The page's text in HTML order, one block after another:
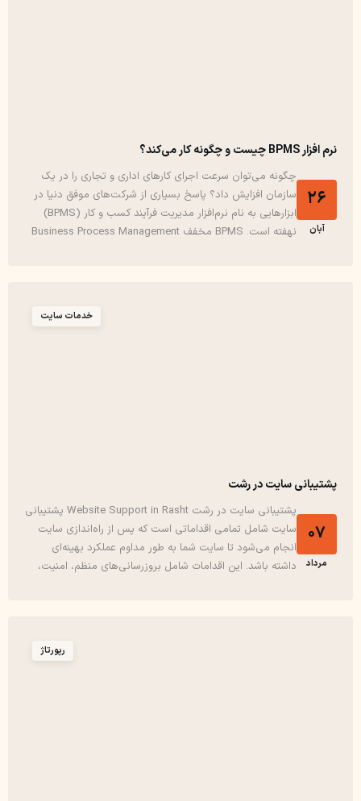
نرم افزار BPMS چیست و چگونه کار می‌کند؟
26
آبان
چگونه می‌توان سرعت اجرای کارهای اداری و تجاری را در یک
سازمان افزایش داد؟ پاسخ بسیاری از شرکت‌های موفق دنیا در
ابزارهایی به نام نرم‌افزار مدیریت فرآیند کسب و کار (BPMS)
نهفته است. BPMS مخفف Business Process Management
خدمات سایت
پشتیبانی سایت در رشت
07
مرداد
پشتیبانی سایت در رشت Website Support in Rasht پشتیبانی
سایت شامل تمامی اقداماتی است که پس از راه‌اندازی سایت
انجام می‌شود تا سایت شما به طور مداوم عملکرد بهینه‌ای
داشته باشد. این اقدامات شامل بروزرسانی‌های منظم، امنیت،
رپورتاژ